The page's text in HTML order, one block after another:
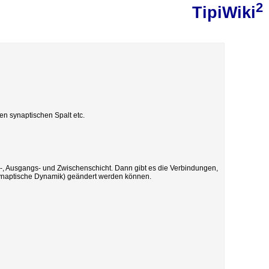
TipiWiki2
synaptischen Spalt etc.
und Zwischenschicht. Dann gibt es die Verbindungen,
Dynamik) geändert werden können.